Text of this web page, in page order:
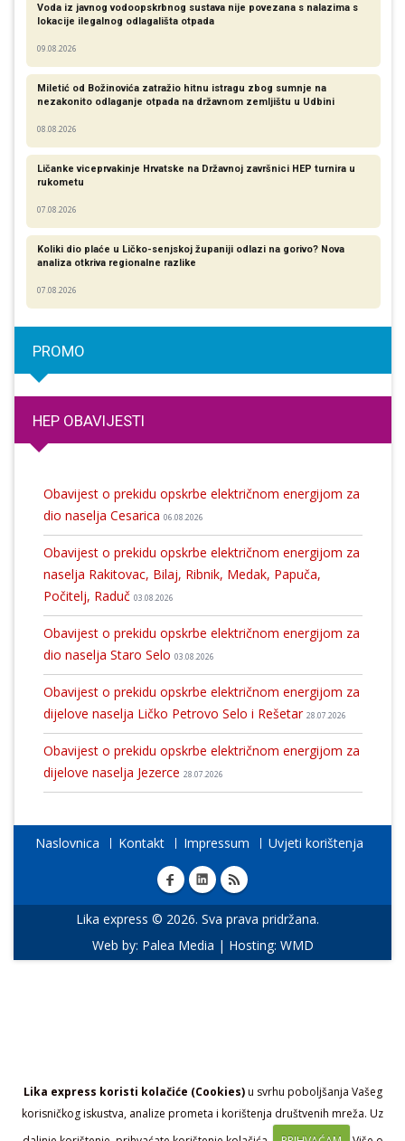
Lika express koristi kolačiće (Cookies)u svrhu poboljšanja Vašeg
korisničkog iskustva, analize prometa i korištenja društvenih mreža. Uz
Voda iz javnog vodoopskrbnog sustava nije povezana s nalazima s
lokacije ilegalnog odlagališta otpada
09.08.2026
Miletić od Božinovića zatražio hitnu istragu zbog sumnje na
nezakonito odlaganje otpada na državnom zemljištu u Udbini
08.08.2026
Ličanke viceprvakinje Hrvatske na Državnoj završnici HEP turnira u
rukometu
07.08.2026
Koliki dio plaće u Ličko-senjskoj županiji odlazi na gorivo? Nova
analiza otkriva regionalne razlike​
07.08.2026
PROMO
HEP OBAVIJESTI
Obavijest o prekidu opskrbe električnom energijom za
dio naselja Cesarica 06.08.2026
Obavijest o prekidu opskrbe električnom energijom za
naselja Rakitovac, Bilaj, Ribnik, Medak, Papuča,
Počitelj, Raduč 03.08.2026
Obavijest o prekidu opskrbe električnom energijom za
dio naselja Staro Selo 03.08.2026
Obavijest o prekidu opskrbe električnom energijom za
dijelove naselja Ličko Petrovo Selo i Rešetar 28.07.2026
Obavijest o prekidu opskrbe električnom energijom za
dijelove naselja Jezerce 28.07.2026
Naslovnica Kontakt Impressum Uvjeti korištenja
Lika express © 2026. Sva prava pridržana.
Web by: Palea Media | Hosting: WMD